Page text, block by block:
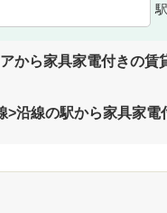
から家具家電付きの賃
>沿線の駅から家具家電